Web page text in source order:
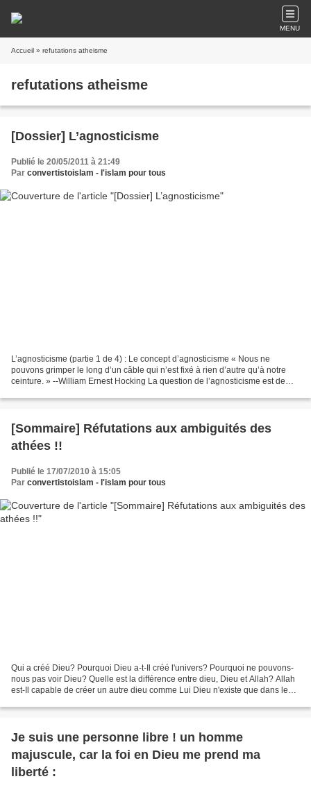
MENU
Accueil » refutations atheisme
refutations atheisme
[Dossier] L’agnosticisme
Publié le 20/05/2011 à 21:49
Par convertistoislam - l'islam pour tous
L’agnosticisme (partie 1 de 4) : Le concept d’agnosticisme « Nous ne
pouvons grimper le long d’un câble qui n’est fixé à rien d’autre qu’à notre
ceinture. » --William Ernest Hocking La question de l’agnosticisme est de
[Sommaire] Réfutations aux ambiguités des
athées !!
Publié le 17/07/2010 à 15:05
Par convertistoislam - l'islam pour tous
Qui a créé Dieu? Pourquoi Dieu a-t-Il créé l'univers? Pourquoi ne pouvons-
nous pas voir Dieu? Quelle est la différence entre dieu, Dieu et Allah? Allah
est-Il capable de créer un autre dieu comme Lui Dieu n'existe que dans le
Je suis une personne libre ! un homme
majuscule, car la foi en Dieu me prend ma
liberté :